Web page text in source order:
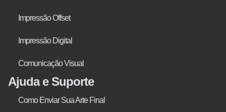
Impressão Offset
Impressão Digital
Comunicação Visual
Ajuda e Suporte
Como Enviar Sua Arte Final